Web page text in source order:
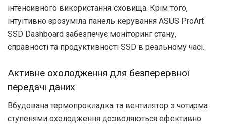
інтенсивного використання сховища. Крім того,
інтуїтивно зрозуміла панель керування ASUS ProArt
SSD Dashboard забезпечує моніторинг стану,
справності та продуктивності SSD в реальному часі.
Активне охолодження для безперервної
передачі даних
Вбудована термопрокладка та вентилятор з чотирма
ступенями охолодження дозволяються ефективно